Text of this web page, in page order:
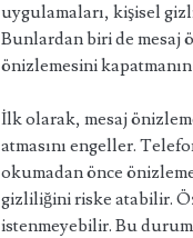
uygulamaları, kişisel
Bunlardan biri de mesaj
önizlemesini
İlk olarak, mesaj
atmasını engeller.
okumadan önce
gizliliğini riske atabilir.
istenmeyebilir. Bu